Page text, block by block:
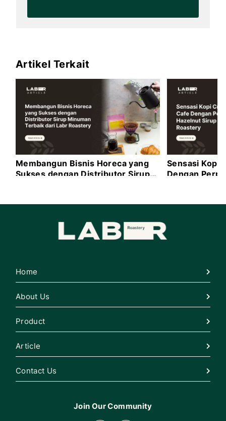
Artikel Terkait
Membangun Bisnis Horeca yang
Sukses dengan Distributor Sirup
Sensasi Kopi
Dengan
Home
About Us
Product
Article
Contact Us
Join Our Community